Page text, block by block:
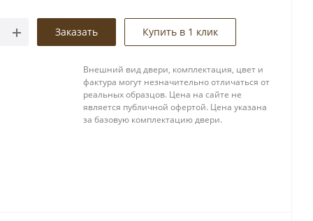
Заказать Купить в 1 клик
Внешний вид двери, комплектация, цвет и
фактура могут незначительно отличаться от
реальных образцов. Цена на сайте не
является публичной офертой. Цена указана
за базовую комплектацию двери.